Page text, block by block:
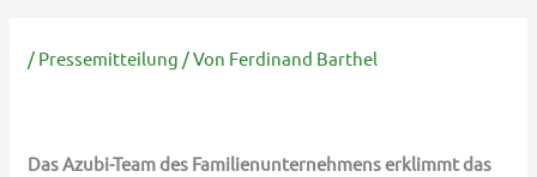
/ Pressemitteilung / Von Ferdinand Barthel
Das Azubi-Team des Familienunternehmens erklimmt das